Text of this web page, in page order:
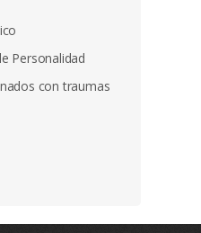
Personalidad
con traumas